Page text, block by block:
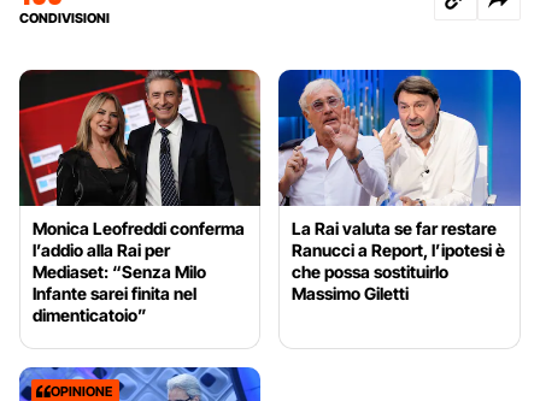
CONDIVISIONI
Monica Leofreddi conferma
l’addio alla Rai per
Mediaset: “Senza Milo
Infante sarei finita nel
dimenticatoio”
La Rai valuta se far restare
Ranucci a Report, l’ipotesi è
che possa sostituirlo
Massimo Giletti
OPINIONE